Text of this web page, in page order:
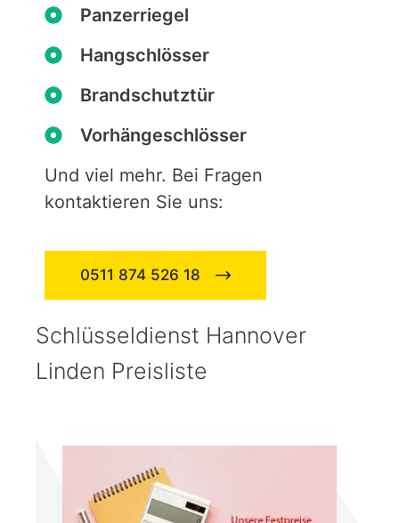
Panzerriegel
Hangschlösser
Brandschutztür
Vorhängeschlösser
Und viel mehr. Bei Fragen
kontaktieren Sie uns:
0511 874 526 18
Schlüsseldienst Hannover
Linden Preisliste